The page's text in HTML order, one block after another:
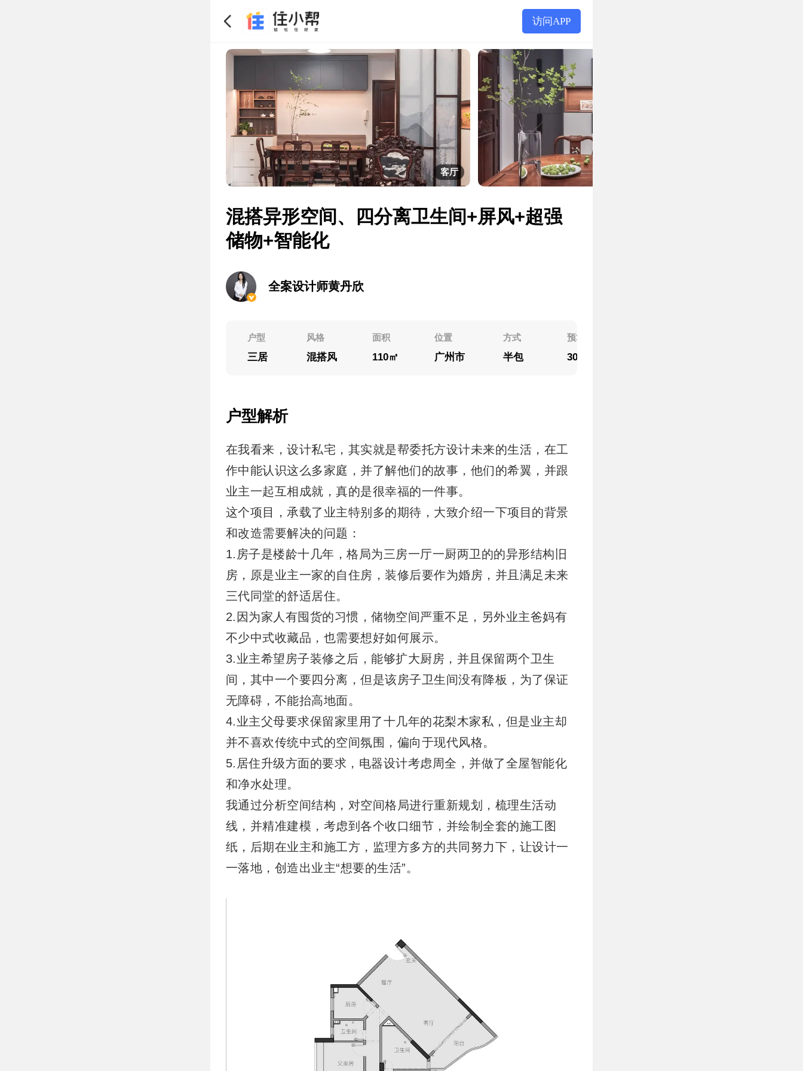
访问APP
客厅
混搭异形空间、四分离卫生间+屏风+超强
储物+智能化
全案设计师黄丹欣
户型
三居
风格
混搭风
面积
110㎡
位置
广州市
方式
半包
预算
30万
户型解析
在我看来，设计私宅，其实就是帮委托方设计未来的生活，在工
作中能认识这么多家庭，并了解他们的故事，他们的希翼，并跟
业主一起互相成就，真的是很幸福的一件事。
这个项目，承载了业主特别多的期待，大致介绍一下项目的背景
和改造需要解决的问题：
1.房子是楼龄十几年，格局为三房一厅一厨两卫的的异形结构旧
房，原是业主一家的自住房，装修后要作为婚房，并且满足未来
三代同堂的舒适居住。
2.因为家人有囤货的习惯，储物空间严重不足，另外业主爸妈有
不少中式收藏品，也需要想好如何展示。
3.业主希望房子装修之后，能够扩大厨房，并且保留两个卫生
间，其中一个要四分离，但是该房子卫生间没有降板，为了保证
无障碍，不能抬高地面。
4.业主父母要求保留家里用了十几年的花梨木家私，但是业主却
并不喜欢传统中式的空间氛围，偏向于现代风格。
5.居住升级方面的要求，电器设计考虑周全，并做了全屋智能化
和净水处理。
我通过分析空间结构，对空间格局进行重新规划，梳理生活动
线，并精准建模，考虑到各个收口细节，并绘制全套的施工图
纸，后期在业主和施工方，监理方多方的共同努力下，让设计一